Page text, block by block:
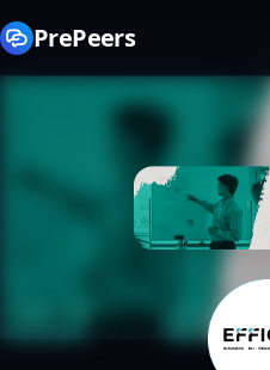
PrePeers